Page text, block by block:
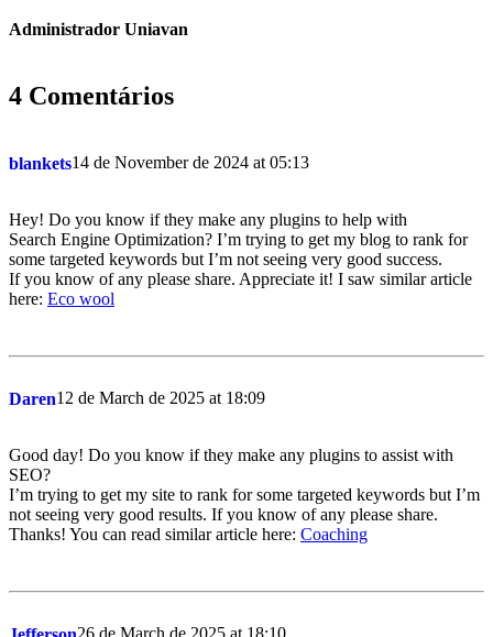
Administrador Uniavan
4 Comentários
blankets14 de November de 2024 at 05:13
Hey! Do you know if they make any plugins to help with
Search Engine Optimization? I’m trying to get my blog to rank for
some targeted keywords but I’m not seeing very good success.
If you know of any please share. Appreciate it! I saw similar article
here: Eco wool
Daren12 de March de 2025 at 18:09
Good day! Do you know if they make any plugins to assist with
SEO?
I’m trying to get my site to rank for some targeted keywords but I’m
not seeing very good results. If you know of any please share.
Thanks! You can read similar article here: Coaching
26 de March de 2025 at 18:10